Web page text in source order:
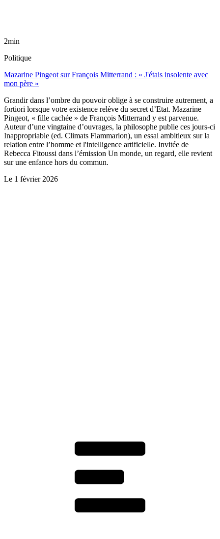
2min
Politique
Mazarine Pingeot sur François Mitterrand : « J'étais insolente avec
mon père »
Grandir dans l’ombre du pouvoir oblige à se construire autrement, a
fortiori lorsque votre existence relève du secret d’Etat. Mazarine
Pingeot, « fille cachée » de François Mitterrand y est parvenue.
Auteur d’une vingtaine d’ouvrages, la philosophe publie ces jours-ci
Inappropriable (ed. Climats Flammarion), un essai ambitieux sur la
relation entre l’homme et l'intelligence artificielle. Invitée de
Rebecca Fitoussi dans l’émission Un monde, un regard, elle revient
sur une enfance hors du commun.
Le 1 février 2026